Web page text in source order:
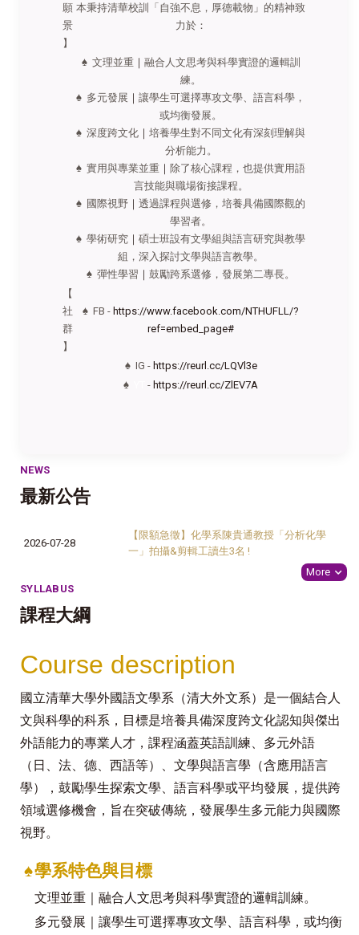
願
景
】
本秉持清華校訓「自強不息，厚德載物」的精神致
力於：
♠ 文理並重 ｜ 融合人文思考與科學實證的邏輯訓
練。
♠ 多元發展 ｜ 讓學生可選擇專攻文學、語言科學，
或均衡發展。
♠ 深度跨文化 ｜ 培養學生對不同文化有深刻理解與
分析能力。
♠ 實用與專業並重 ｜ 除了核心課程，也提供實用語
言技能與職場銜接課程。
♠ 國際視野 ｜ 透過課程與選修，培養具備國際觀的
學習者。
♠ 學術研究 ｜ 碩士班設有文學組與語言研究與教學
組，深入探討文學與語言教學。
♠ 彈性學習 ｜ 鼓勵跨系選修，發展第二專長。
【
社
群
】
♠ FB - https://www.facebook.com/NTHUFLL/?
ref=embed_page#
♠ IG - https://reurl.cc/LQVl3e
♠
- https://reurl.cc/ZlEV7A
NEWS
最新公告
2026-07-28
【限額急徵】化學系陳貴通教授「分析化學
一」拍攝&剪輯工讀生3名 !
More
SYLLABUS
課程大綱
Course description
國立清華大學外國語文學系（清大外文系）是一個結合人
文與科學的科系，目標是培養具備深度跨文化認知與傑出
外語能力的專業人才，課程涵蓋英語訓練、多元外語
（日、法、德、西語等）、文學與語言學（含應用語言
學），鼓勵學生探索文學、語言科學或平均發展，提供跨
領域選修機會，旨在突破傳統，發展學生多元能力與國際
視野。
♠學系特色與目標
文理並重｜融合人文思考與科學實證的邏輯訓練。
多元發展｜讓學生可選擇專攻文學、語言科學，或均衡